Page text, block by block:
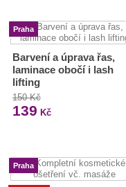
Praha
Barvení a úprava řas,
laminace obočí i lash
lifting
150 Kč
139 Kč
Praha